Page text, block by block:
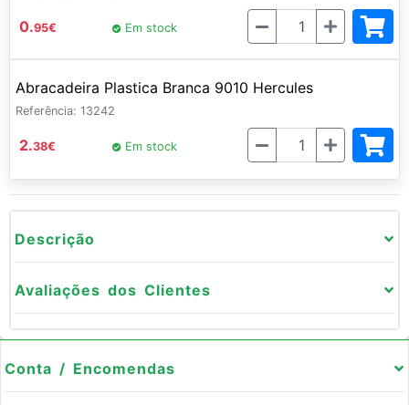
0.95€ Em stock Quantidade
Abracadeira Plastica Branca 9010 Hercules
Referência: 13242
2.38€ Em stock Quantidade
Descrição
Avaliações dos Clientes
Conta / Encomendas